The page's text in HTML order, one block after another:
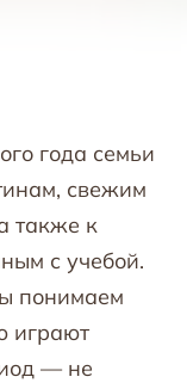
года семьи
свежим
также к
с учебой.
понимаем
играют
— не